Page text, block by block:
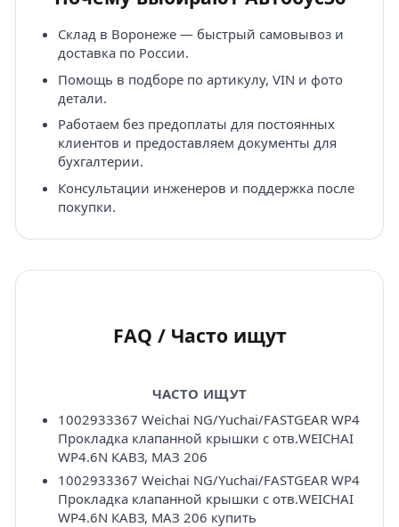
Склад в Воронеже — быстрый самовывоз и
доставка по России.
Помощь в подборе по артикулу, VIN и фото
детали.
Работаем без предоплаты для постоянных
клиентов и предоставляем документы для
бухгалтерии.
Консультации инженеров и поддержка после
покупки.
FAQ / Часто ищут
ЧАСТО ИЩУТ
1002933367 Weichai NG/Yuchai/FASTGEAR WP4
Прокладка клапанной крышки с отв.WEICHAI
WP4.6N КАВЗ, МАЗ 206
1002933367 Weichai NG/Yuchai/FASTGEAR WP4
Прокладка клапанной крышки с отв.WEICHAI
WP4.6N КАВЗ, МАЗ 206 купить